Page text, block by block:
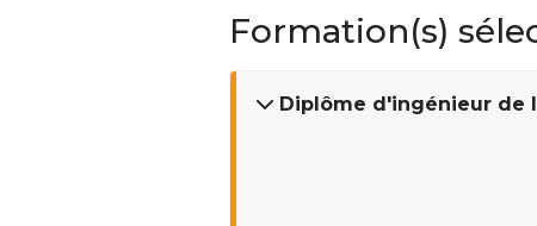
Formation(s)
Diplôme d'ingénieur de